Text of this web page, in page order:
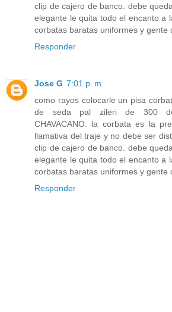
clip de cajero de banco. debe
elegante le quita todo el encanto a
corbatas baratas uniformes y gente
Responder
Jose G 7:01 p. m.
como rayos colocarle un pisa
de seda pal zileri de 300
CHAVACANO. la corbata es la
llamativa del traje y no debe ser
clip de cajero de banco. debe
elegante le quita todo el encanto a
corbatas baratas uniformes y gente
Responder